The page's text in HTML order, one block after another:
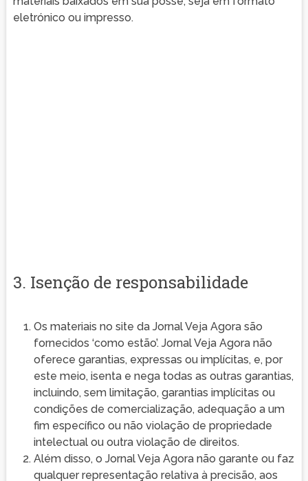
eletrónico ou impresso.
3. Isenção de responsabilidade
Os materiais no site da Jornal Veja Agora são
fornecidos ‘como estão’. Jornal Veja Agora não
oferece garantias, expressas ou implícitas, e, por
este meio, isenta e nega todas as outras garantias,
incluindo, sem limitação, garantias implícitas ou
condições de comercialização, adequação a um
fim específico ou não violação de propriedade
intelectual ou outra violação de direitos.
Além disso, o Jornal Veja Agora não garante ou faz
qualquer representação relativa à precisão, aos